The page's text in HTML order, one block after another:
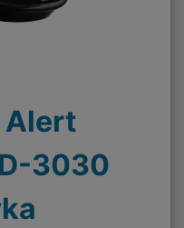
Alert
3030